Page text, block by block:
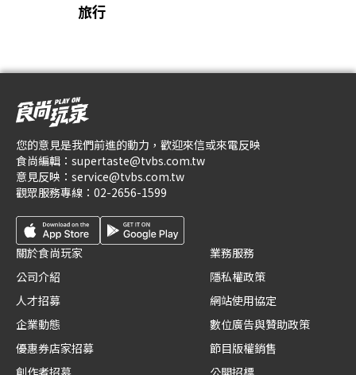
旅行
您的意見是我們前進的動力，歡迎來信或來電反映
食尚編輯： supertaste@tvbs.com.tw
意見反映： service@tvbs.com.tw
觀眾服務專線： 02-2656-1599
關於食尚玩家
公司介紹
人才招募
企業動態
優惠券店家招募
創作者招募
業務服務
隱私權政策
網站使用協定
數位廣告與贊助政策
節目版權銷售
公開招標